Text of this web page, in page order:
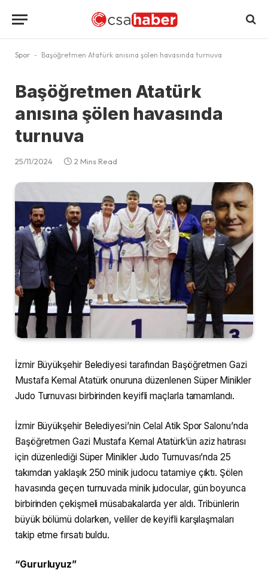
Spor - Başöğretmen Atatürk anısına şölen havasında turnuva
Başöğretmen Atatürk
anısına şölen havasında
turnuva
25/11/2024 2 Mins Read
İzmir Büyükşehir Belediyesi tarafından Başöğretmen Gazi
Mustafa Kemal Atatürk onuruna düzenlenen Süper Minikler
Judo Turnuvası birbirinden keyifli maçlarla tamamlandı.
İzmir Büyükşehir Belediyesi’nin Celal Atik Spor Salonu’nda
Başöğretmen Gazi Mustafa Kemal Atatürk’ün aziz hatırası
için düzenlediği Süper Minikler Judo Turnuvası’nda 25
takımdan yaklaşık 250 minik judocu tatamiye çıktı. Şölen
havasında geçen turnuvada minik judocular, gün boyunca
birbirinden çekişmeli müsabakalarda yer aldı. Tribünlerin
büyük bölümü dolarken, veliler de keyifli karşılaşmaları
takip etme fırsatı buldu.
“Gururluyuz”